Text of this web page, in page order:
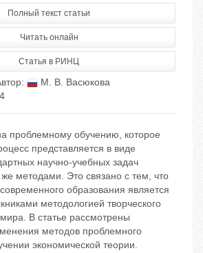
Полный текст статьи
Читать онлайн
Статья в РИНЦ
М. В. Васюкова
проблемному обучению, которое
представляется в виде
научно-учебных задач
методами. Это связано с тем, что
образования является
методологией творческого
В статье рассмотрены
методов проблемного
экономической теории.